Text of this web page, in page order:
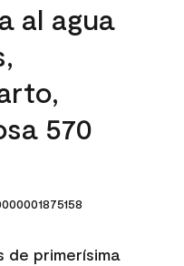
al agua
570
de primerísima